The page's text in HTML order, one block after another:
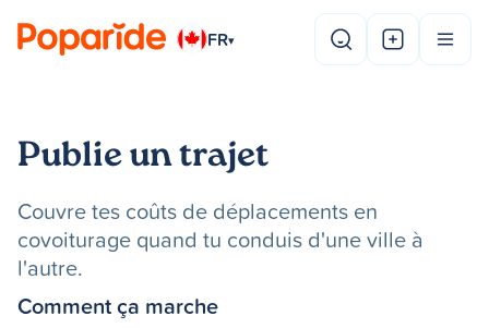
FR▾
Publie un trajet
Couvre tes coûts de déplacements en
covoiturage quand tu conduis d'une ville à
l'autre.
Comment ça marche